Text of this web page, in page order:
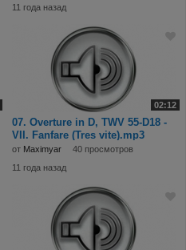
11 года назад
02:12
07. Overture in D, TWV 55-D18 -
VII. Fanfare (Tres vite).mp3
от Maximyar
40 просмотров
11 года назад